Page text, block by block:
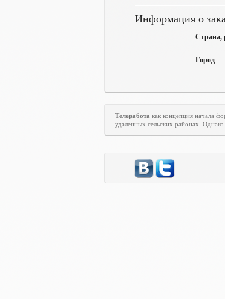
Информация о
Страна,
Город
Телеработа как концепция начала
удаленных сельских районах.